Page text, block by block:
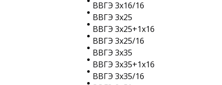
ВВГЭ 3х16/16
ВВГЭ 3х25
ВВГЭ 3х25+1х16
ВВГЭ 3х25/16
ВВГЭ 3х35
ВВГЭ 3х35+1х16
ВВГЭ 3х35/16